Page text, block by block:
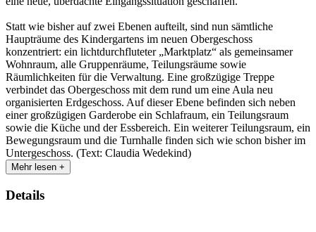
Statt wie bisher auf zwei Ebenen aufteilt, sind nun sämtliche
Haupträume des Kindergartens im neuen Obergeschoss
konzentriert: ein lichtdurchfluteter „Marktplatz“ als gemeinsamer
Wohnraum, alle Gruppenräume, Teilungsräume sowie
Räumlichkeiten für die Verwaltung. Eine großzügige Treppe
verbindet das Obergeschoss mit dem rund um eine Aula neu
organisierten Erdgeschoss. Auf dieser Ebene befinden sich neben
einer großzügigen Garderobe ein Schlafraum, ein Teilungsraum
sowie die Küche und der Essbereich. Ein weiterer Teilungsraum, ein
Bewegungsraum und die Turnhalle finden sich wie schon bisher im
Untergeschoss. (Text: Claudia Wedekind)
Mehr lesen +
Details